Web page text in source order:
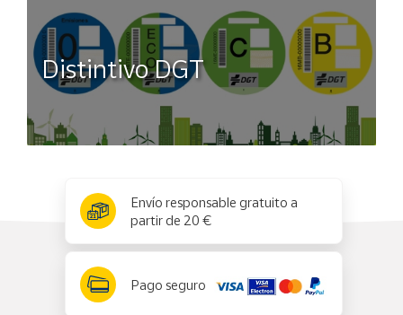
Distintivo DGT
Envío responsable gratuito a
partir de 20 €
Pago seguro